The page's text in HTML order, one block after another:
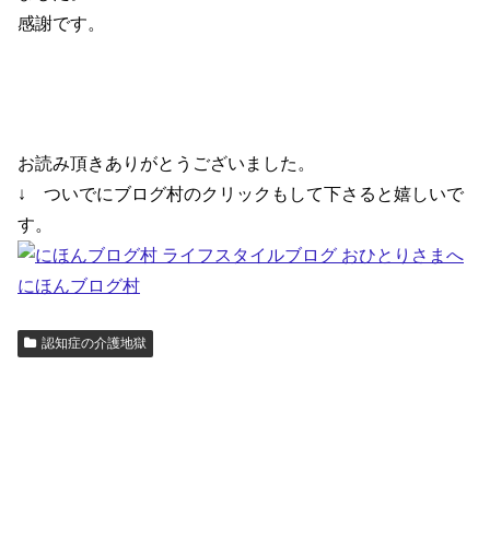
感謝です。
お読み頂きありがとうございました。
↓ ついでにブログ村のクリックもして下さると嬉しいで
す。
にほんブログ村
認知症の介護地獄